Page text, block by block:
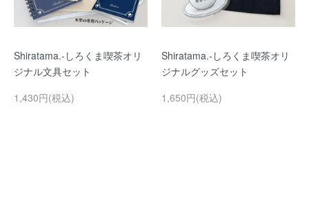
Shiratama.-しろくま喫茶オリ
ジナル文具セット
1,430円(税込)
Shiratama.-しろくま喫茶オリ
ジナルグッズセット
1,650円(税込)